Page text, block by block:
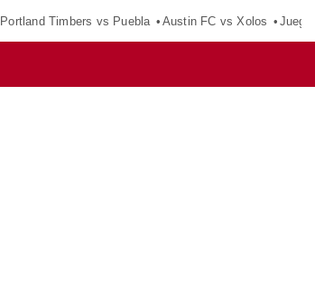
Portland Timbers vs Puebla Austin FC vs Xolos